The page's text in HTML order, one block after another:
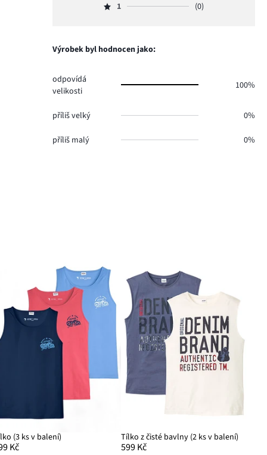
hlasů
počet
2,
Hodnocení
hlasů
1 (0)
Výrobek byl hodnocen jako:
odpovídá
velikosti
100%
příliš velký 0%
příliš malý 0%
(3 ks v balení)
Kč
Tílko z čisté bavlny (2 ks v balení)
599 Kč